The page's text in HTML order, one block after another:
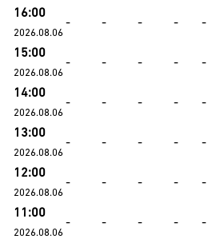
16:00
2026.08.06
- - - - -
15:00
2026.08.06
- - - - -
14:00
2026.08.06
- - - - -
13:00
2026.08.06
- - - - -
12:00
2026.08.06
- - - - -
11:00
2026.08.06
- - - - -